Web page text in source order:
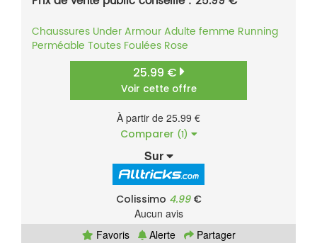
Chaussures Under ArmourAdulte femme Running
Perméable Toutes Foulées Rose
25.99 €
Voir cette offre
À partir de 25.99 €
Comparer (1)
Sur
Colissimo 4.99€
Aucun avis
Favoris
Alerte Partager